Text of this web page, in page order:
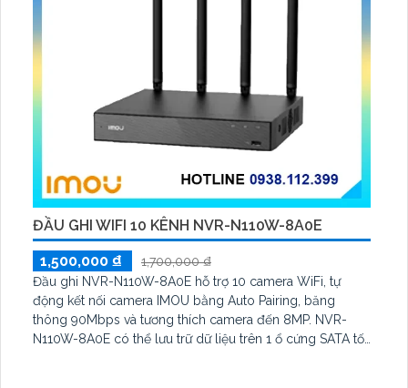
ĐẦU GHI WIFI 10 KÊNH NVR-N110W-8A0E
1,500,000 ₫
1,700,000 ₫
Đầu ghi NVR-N110W-8A0E hỗ trợ 10 camera WiFi, tự
động kết nối camera IMOU bằng Auto Pairing, băng
thông 90Mbps và tương thích camera đến 8MP. NVR-
N110W-8A0E có thể lưu trữ dữ liệu trên 1 ổ cứng SATA tối